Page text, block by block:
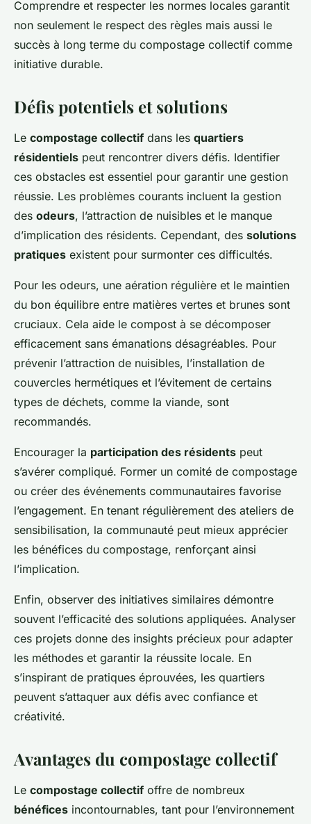
Comprendre et respecter les normes locales garantit
non seulement le respect des règles mais aussi le
succès à long terme du compostage collectif comme
initiative durable.
Défis potentiels et solutions
Le compostage collectif dans les quartiers
résidentiels peut rencontrer divers défis. Identifier
ces obstacles est essentiel pour garantir une gestion
réussie. Les problèmes courants incluent la gestion
des odeurs, l’attraction de nuisibles et le manque
d’implication des résidents. Cependant, des solutions
pratiques existent pour surmonter ces difficultés.
Pour les odeurs, une aération régulière et le maintien
du bon équilibre entre matières vertes et brunes sont
cruciaux. Cela aide le compost à se décomposer
efficacement sans émanations désagréables. Pour
prévenir l’attraction de nuisibles, l’installation de
couvercles hermétiques et l’évitement de certains
types de déchets, comme la viande, sont
recommandés.
Encourager la participation des résidents peut
s’avérer compliqué. Former un comité de compostage
ou créer des événements communautaires favorise
l’engagement. En tenant régulièrement des ateliers de
sensibilisation, la communauté peut mieux apprécier
les bénéfices du compostage, renforçant ainsi
l’implication.
Enfin, observer des initiatives similaires démontre
souvent l’efficacité des solutions appliquées. Analyser
ces projets donne des insights précieux pour adapter
les méthodes et garantir la réussite locale. En
s’inspirant de pratiques éprouvées, les quartiers
peuvent s’attaquer aux défis avec confiance et
créativité.
Avantages du compostage collectif
Le compostage collectif offre de nombreux
bénéfices incontournables, tant pour l’environnement